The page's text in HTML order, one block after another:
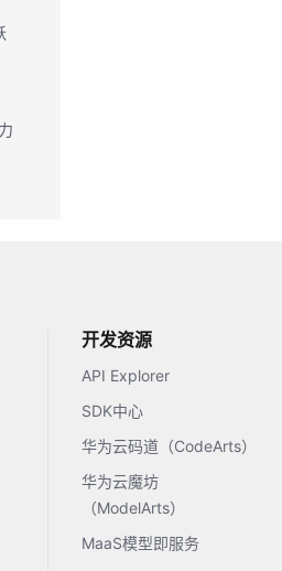
开发资源
API Explorer
SDK中心
华为云码道（CodeArts）
华为云魔坊
（ModelArts）
MaaS模型即服务